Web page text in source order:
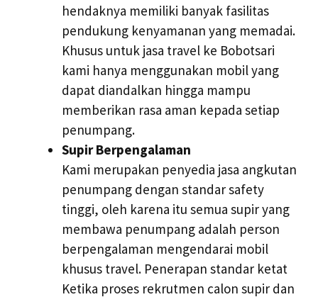
hendaknya memiliki banyak fasilitas
pendukung kenyamanan yang memadai.
Khusus untuk jasa travel ke Bobotsari
kami hanya menggunakan mobil yang
dapat diandalkan hingga mampu
memberikan rasa aman kepada setiap
penumpang.
Supir Berpengalaman
Kami merupakan penyedia jasa angkutan
penumpang dengan standar safety
tinggi, oleh karena itu semua supir yang
membawa penumpang adalah person
berpengalaman mengendarai mobil
khusus travel. Penerapan standar ketat
Ketika proses rekrutmen calon supir dan